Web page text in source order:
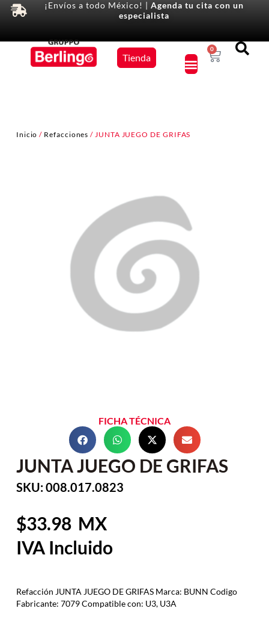
¡Envíos a todo México! | Agenda tu cita con un
especialista
Tienda
0
Inicio / Refacciones / JUNTA JUEGO DE GRIFAS
FICHA TÉCNICA
JUNTA JUEGO DE GRIFAS
SKU: 008.017.0823
33.98
Refacción JUNTA JUEGO DE GRIFAS Marca: BUNN Codigo
Fabricante: 7079 Compatible con: U3, U3A